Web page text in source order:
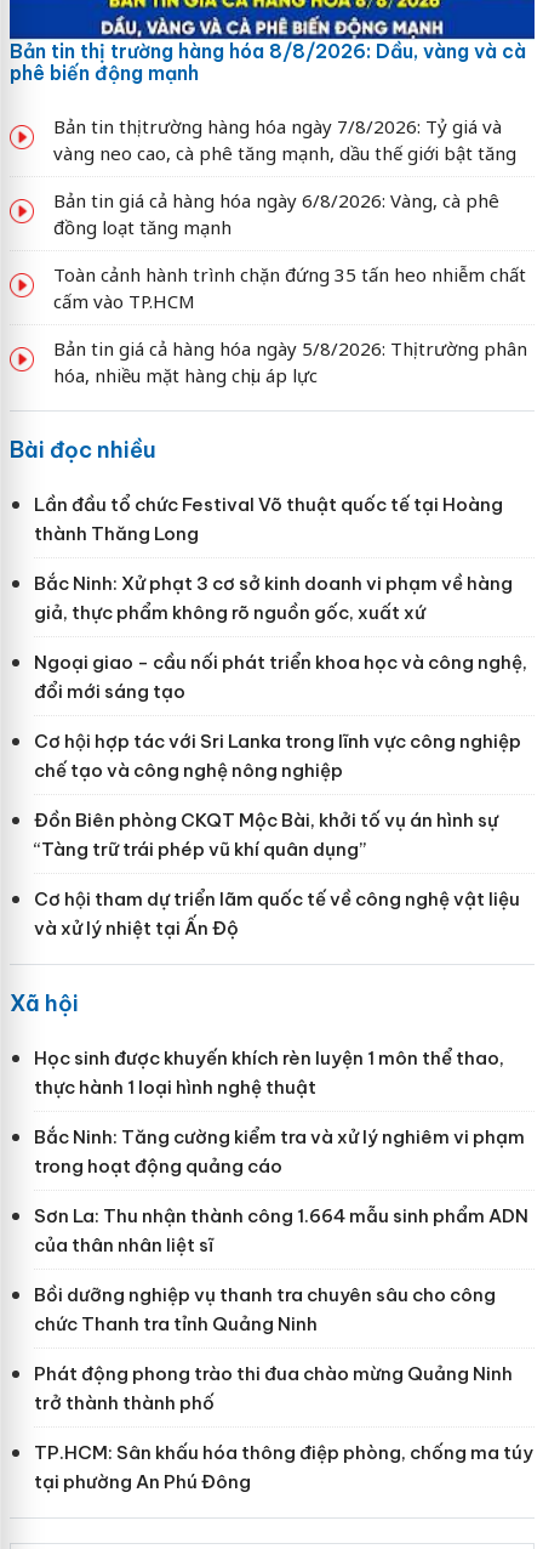
Bản tin thị trường hàng hóa 8/8/2026: Dầu, vàng và cà
phê biến động mạnh
Bản tin thị trường hàng hóa ngày 7/8/2026: Tỷ giá và
vàng neo cao, cà phê tăng mạnh, dầu thế giới bật tăng
Bản tin giá cả hàng hóa ngày 6/8/2026: Vàng, cà phê
đồng loạt tăng mạnh
Toàn cảnh hành trình chặn đứng 35 tấn heo nhiễm chất
cấm vào TP.HCM
Bản tin giá cả hàng hóa ngày 5/8/2026: Thị trường phân
hóa, nhiều mặt hàng chịu áp lực
Bài đọc nhiều
Lần đầu tổ chức Festival Võ thuật quốc tế tại Hoàng
thành Thăng Long
Bắc Ninh: Xử phạt 3 cơ sở kinh doanh vi phạm về hàng
giả, thực phẩm không rõ nguồn gốc, xuất xứ
Ngoại giao - cầu nối phát triển khoa học và công nghệ,
đổi mới sáng tạo
Cơ hội hợp tác với Sri Lanka trong lĩnh vực công nghiệp
chế tạo và công nghệ nông nghiệp
Đồn Biên phòng CKQT Mộc Bài, khởi tố vụ án hình sự
“Tàng trữ trái phép vũ khí quân dụng”
Cơ hội tham dự triển lãm quốc tế về công nghệ vật liệu
và xử lý nhiệt tại Ấn Độ
Xã hội
Học sinh được khuyến khích rèn luyện 1 môn thể thao,
thực hành 1 loại hình nghệ thuật
Bắc Ninh: Tăng cường kiểm tra và xử lý nghiêm vi phạm
trong hoạt động quảng cáo
Sơn La: Thu nhận thành công 1.664 mẫu sinh phẩm ADN
của thân nhân liệt sĩ
Bồi dưỡng nghiệp vụ thanh tra chuyên sâu cho công
chức Thanh tra tỉnh Quảng Ninh
Phát động phong trào thi đua chào mừng Quảng Ninh
trở thành thành phố
TP.HCM: Sân khấu hóa thông điệp phòng, chống ma túy
tại phường An Phú Đông